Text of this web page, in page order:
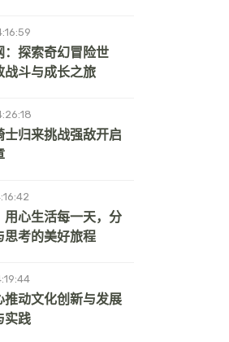
：探索奇幻冒险世
战斗与成长之旅
归来挑战强敌开启
用心生活每一天，分
思考的美好旅程
推动文化创新与发展
实践